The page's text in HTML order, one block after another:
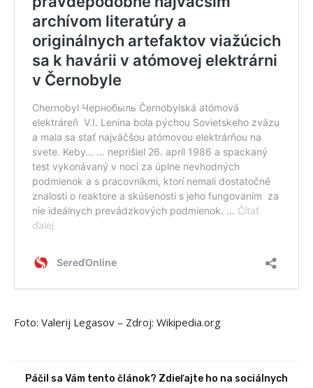
Foto: Valerij Legasov – Zdroj: Wikipedia.org
Páčil sa Vám tento článok? Zdieľajte ho na sociálnych